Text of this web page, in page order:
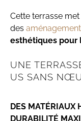
Cette terrasse
des
esthétiques pour
UNE
US SANS
DES MATÉRIAUX
DURABILITÉ